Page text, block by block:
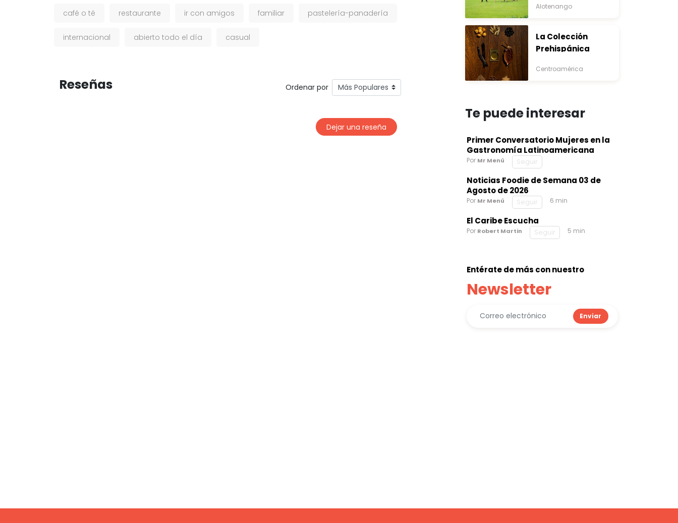
café o té restaurante ir con amigos familiar pastelería-panadería
internacional abierto todo el día casual
Reseñas Ordenar por
Dejar una reseña
Arte y Naturaleza
Alotenango
La Colección
Prehispánica
Centroamérica
Te puede interesar
Primer Conversatorio Mujeres en la
Gastronomía Latinoamericana
Por Mr Menú Seguir
Noticias Foodie de Semana 03 de
Agosto de 2026
Por Mr Menú Seguir 6 min
El Caribe Escucha
Por Robert Martin Seguir 5 min
Entérate de más con nuestro
Newsletter
Enviar